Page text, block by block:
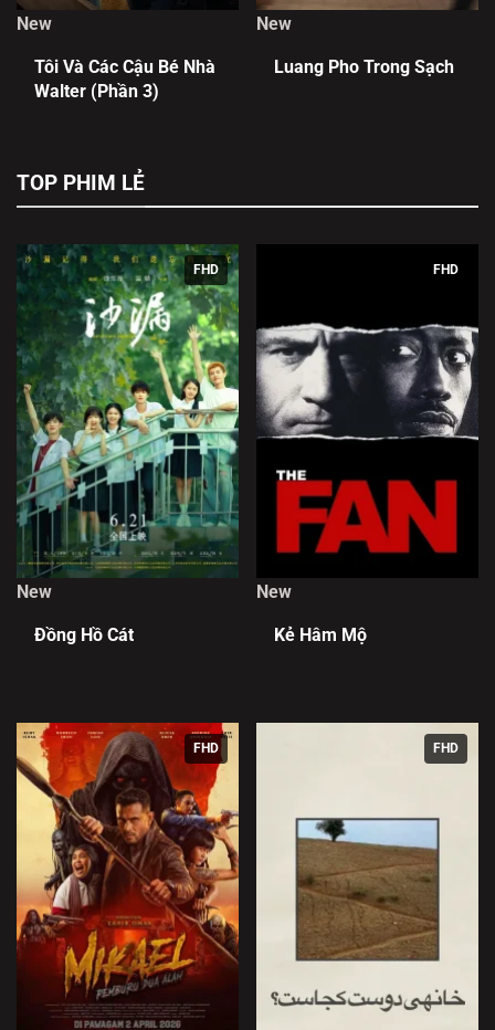
New
Tôi Và Các Cậu Bé Nhà
Walter (Phần 3)
New
Luang Pho Trong Sạch
TOP PHIM LẺ
FHD
New
Đồng Hồ Cát
FHD
New
Kẻ Hâm Mộ
FHD FHD